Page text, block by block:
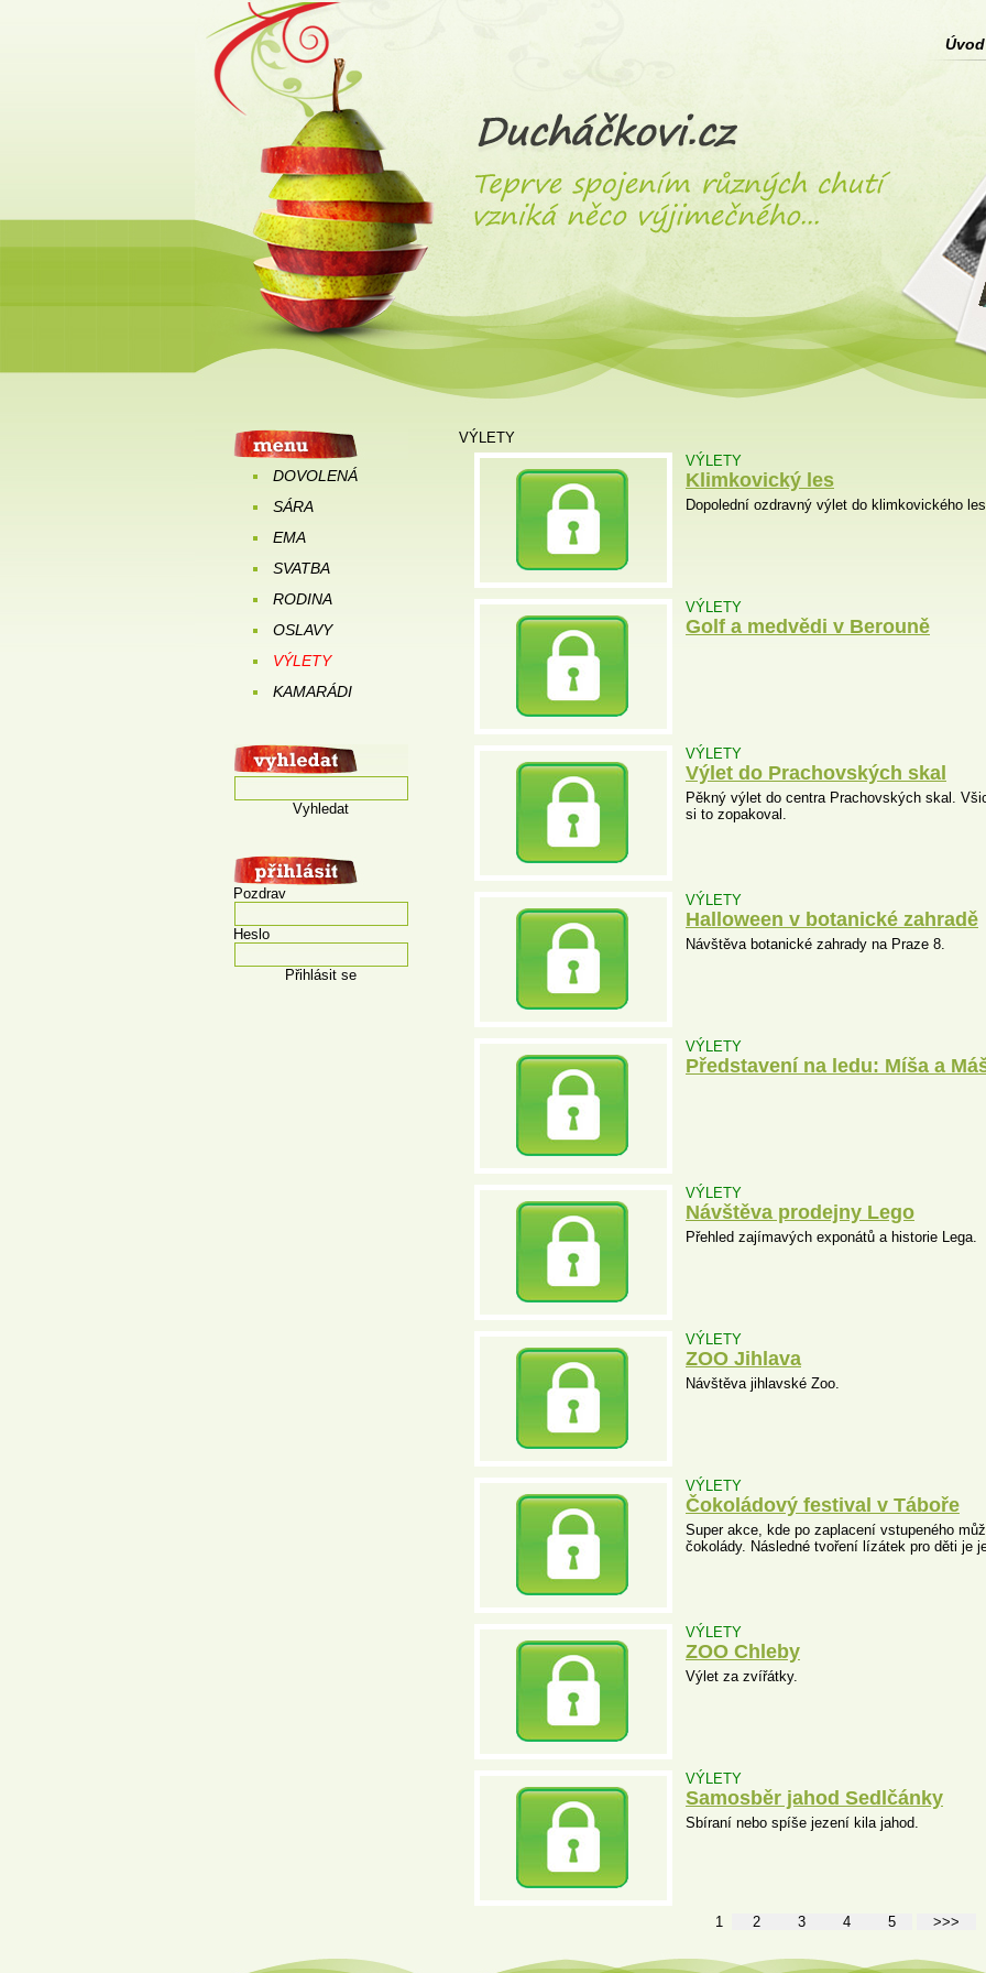
Úvod
DOVOLENÁ
SÁRA
EMA
SVATBA
RODINA
OSLAVY
VÝLETY
KAMARÁDI
Vyhledat
Pozdrav
Heslo
Přihlásit se
VÝLETY
VÝLETY
Klimkovický les
Dopolední ozdravný výlet do klimkovického
VÝLETY
Golf a medvědi v Berouně
VÝLETY
Výlet do Prachovských skal
Pěkný výlet do centra Prachovských skal.
si to zopakoval.
VÝLETY
Halloween v botanické zahradě
Návštěva botanické zahrady na Praze 8.
VÝLETY
Představení na ledu: Míša a
VÝLETY
Návštěva prodejny Lego
Přehled zajímavých exponátů a historie Lega.
VÝLETY
ZOO Jihlava
Návštěva jihlavské Zoo.
VÝLETY
Čokoládový festival v Táboře
Super akce, kde po zaplacení vstupeného
čokolády. Následné tvoření lízátek pro děti je
VÝLETY
ZOO Chleby
Výlet za zvířátky.
VÝLETY
Samosběr jahod Sedlčánky
Sbíraní nebo spíše jezení kila jahod.
1 2 3 4 5 >>>